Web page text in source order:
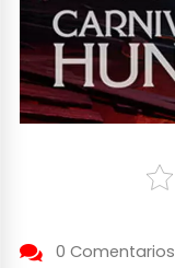
0 Comentarios